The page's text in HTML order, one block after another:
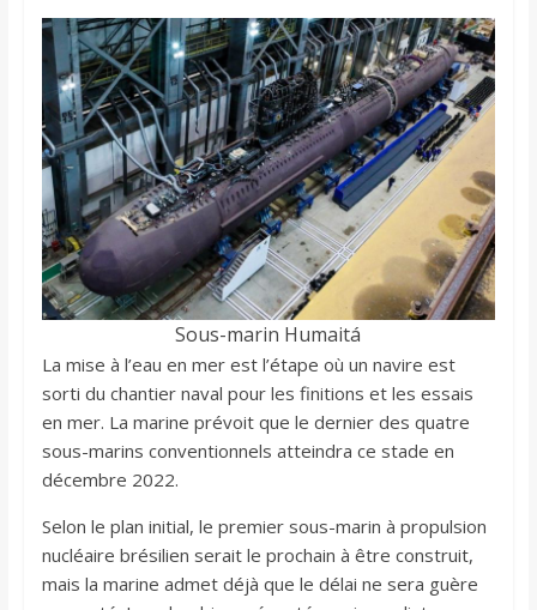
Sous-marin Humaitá
La mise à l’eau en mer est l’étape où un navire est
sorti du chantier naval pour les finitions et les essais
en mer. La marine prévoit que le dernier des quatre
sous-marins conventionnels atteindra ce stade en
décembre 2022.
Selon le plan initial, le premier sous-marin à propulsion
nucléaire brésilien serait le prochain à être construit,
mais la marine admet déjà que le délai ne sera guère